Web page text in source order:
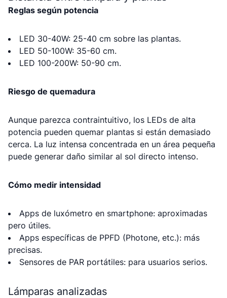
Reglas según potencia
LED 30-40W: 25-40 cm sobre las plantas.
LED 50-100W: 35-60 cm.
LED 100-200W: 50-90 cm.
Riesgo de quemadura
Aunque parezca contraintuitivo, los LEDs de alta
potencia pueden quemar plantas si están demasiado
cerca. La luz intensa concentrada en un área pequeña
puede generar daño similar al sol directo intenso.
Cómo medir intensidad
Apps de luxómetro en smartphone: aproximadas
pero útiles.
Apps específicas de PPFD (Photone, etc.): más
precisas.
Sensores de PAR portátiles: para usuarios serios.
Lámparas analizadas